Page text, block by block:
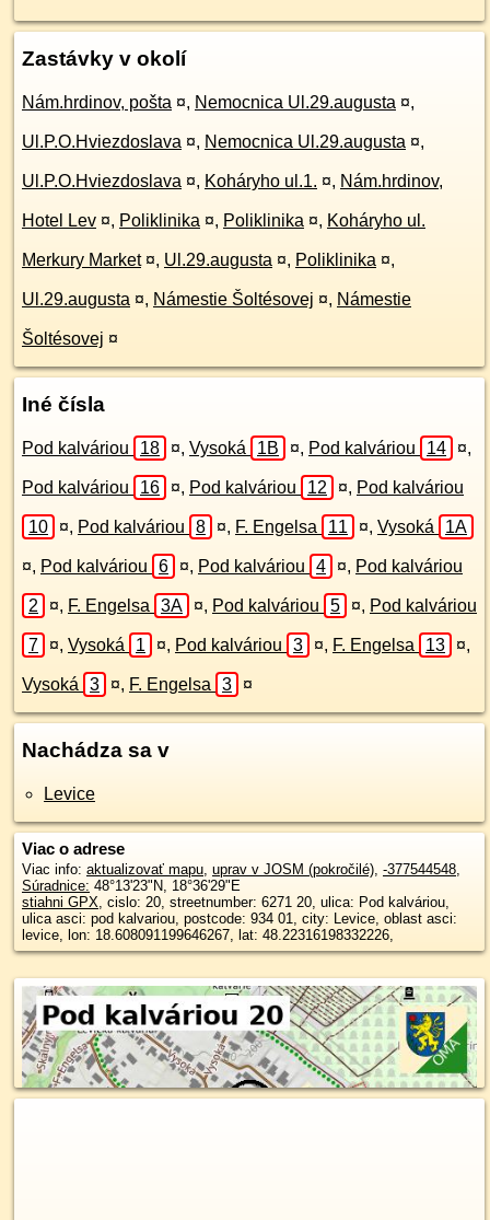
Zastávky v okolí
Nám.hrdinov, pošta ¤, Nemocnica Ul.29.augusta ¤,
Ul.P.O.Hviezdoslava ¤, Nemocnica Ul.29.augusta ¤,
Ul.P.O.Hviezdoslava ¤, Koháryho ul.1. ¤, Nám.hrdinov,
Hotel Lev ¤, Poliklinika ¤, Poliklinika ¤, Koháryho ul.
Merkury Market ¤, Ul.29.augusta ¤, Poliklinika ¤,
Ul.29.augusta ¤, Námestie Šoltésovej ¤, Námestie
Šoltésovej ¤
Iné čísla
Pod kalváriou 18 ¤, Vysoká 1B ¤, Pod kalváriou 14 ¤,
Pod kalváriou 16 ¤, Pod kalváriou 12 ¤, Pod kalváriou
10 ¤, Pod kalváriou 8 ¤, F. Engelsa 11 ¤, Vysoká 1A
¤, Pod kalváriou 6 ¤, Pod kalváriou 4 ¤, Pod kalváriou
2 ¤, F. Engelsa 3A ¤, Pod kalváriou 5 ¤, Pod kalváriou
7 ¤, Vysoká 1 ¤, Pod kalváriou 3 ¤, F. Engelsa 13 ¤,
Vysoká 3 ¤, F. Engelsa 3 ¤
Nachádza sa v
Levice
Viac o adrese
Viac info: aktualizovať mapu, uprav v JOSM (pokročilé), -377544548,
Súradnice: 48°13'23"N, 18°36'29"E
stiahni GPX, cislo: 20, streetnumber: 6271 20, ulica: Pod kalváriou,
ulica asci: pod kalvariou, postcode: 934 01, city: Levice, oblast asci:
levice, lon: 18.608091199646267, lat: 48.22316198332226,